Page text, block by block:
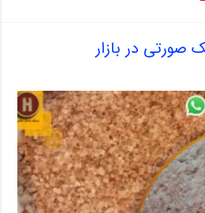
در بازار